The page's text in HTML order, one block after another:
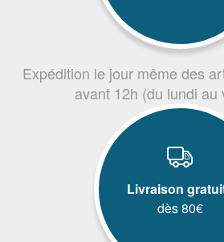
Expédition le jour même des
avant 12h (du lundi au
Livraison
dès 80€